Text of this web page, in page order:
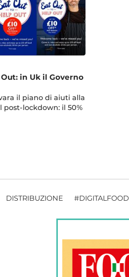
in Uk il Governo
il piano di aiuti alla
post-lockdown: il 50%
DISTRIBUZIONE #DIGITALFOOD